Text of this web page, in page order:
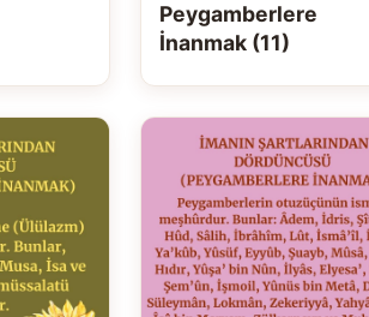
Peygamberlere
İnanmak (11)